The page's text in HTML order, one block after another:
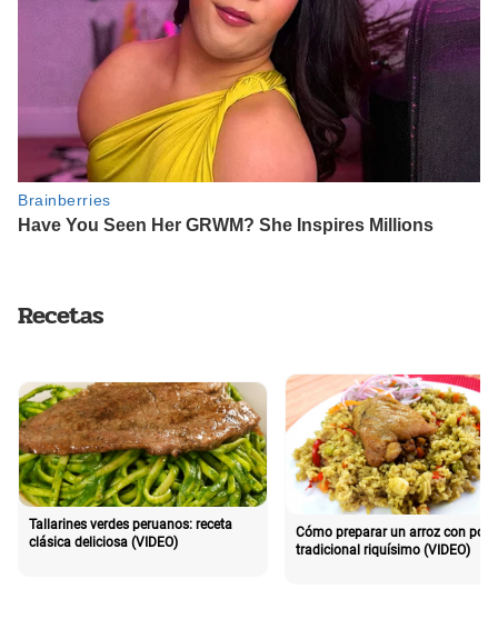
Recetas
Tallarines verdes peruanos: receta
clásica deliciosa (VIDEO)
Cómo preparar un arroz con pollo
tradicional riquísimo (VIDEO)